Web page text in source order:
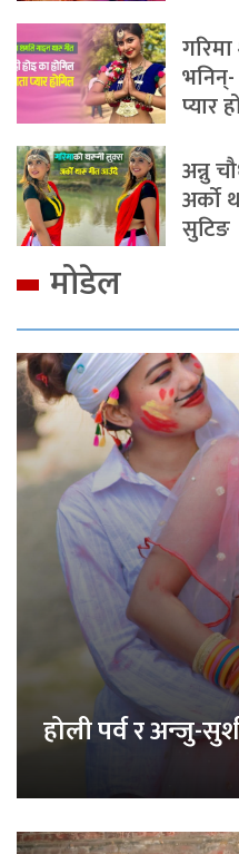
प्यार
अन्नु
अर्को
सुटिङ
मोडेल
होली पर्व र अन्जु-